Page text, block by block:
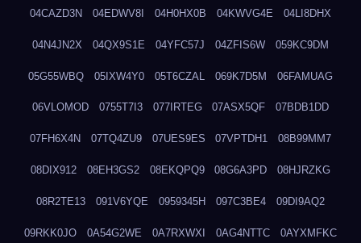
04CAZD3N 04EDWV8I 04H0HX0B 04KWVG4E 04LI8DHX
04N4JN2X 04QX9S1E 04YFC57J 04ZFIS6W 059KC9DM
05G55WBQ 05IXW4Y0 05T6CZAL 069K7D5M 06FAMUAG
06VLOMOD 0755T7I3 077IRTEG 07ASX5QF 07BDB1DD
07FH6X4N 07TQ4ZU9 07UES9ES 07VPTDH1 08B99MM7
08DIX912 08EH3GS2 08EKQPQ9 08G6A3PD 08HJRZKG
08R2TE13 091V6YQE 0959345H 097C3BE4 09DI9AQ2
09RKK0JO 0A54G2WE 0A7RXWXI 0AG4NTTC 0AYXMFKC